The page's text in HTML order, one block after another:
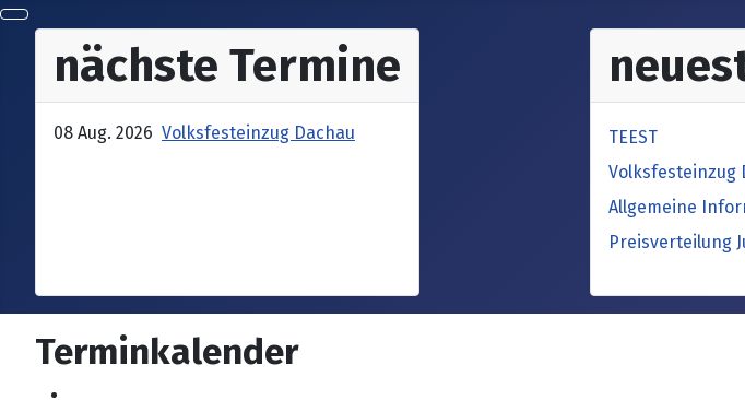
nächste Termine
08 Aug. 2026 Volksfesteinzug Dachau
TEEST
Volksfesteinzug
Allgemeine
Preisverteilung
Terminkalender